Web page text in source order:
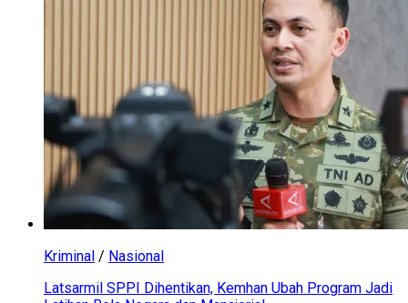
Kriminal / Nasional
Latsarmil SPPI Dihentikan, Kemhan Ubah Program Jadi